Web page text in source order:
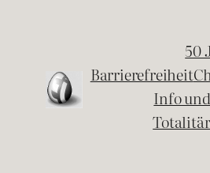
50
Barrierefreiheit
Info